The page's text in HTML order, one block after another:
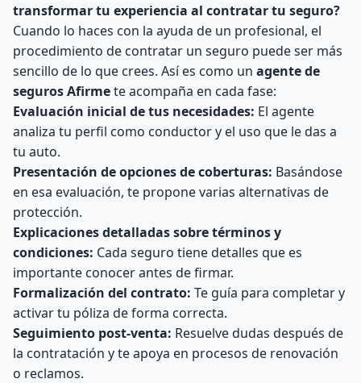
transformar tu experiencia al contratar tu seguro?
Cuando lo haces con la ayuda de un profesional, el
procedimiento de contratar un seguro puede ser más
sencillo de lo que crees. Así es como un agente de
seguros Afirmete acompaña en cada fase:
Evaluación inicial de tus necesidades: El agente
analiza tu perfil como conductor y el uso que le das a
tu auto.
Presentación de opciones de coberturas: Basándose
en esa evaluación, te propone varias alternativas de
protección.
Explicaciones detalladas sobre términos y
condiciones: Cada seguro tiene detalles que es
importante conocer antes de firmar.
Formalización del contrato: Te guía para completar y
activar tu póliza de forma correcta.
Seguimiento post-venta: Resuelve dudas después de
la contratación y te apoya en procesos de renovación
o reclamos.